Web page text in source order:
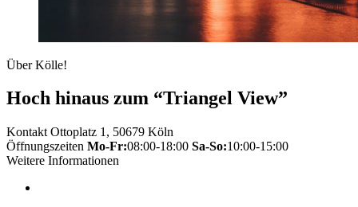
Über Kölle!
Hoch hinaus zum “Triangel View”
Kontakt Ottoplatz 1, 50679 Köln
Öffnungszeiten Mo-Fr:08:00-18:00 Sa-So:10:00-15:00
Weitere Informationen